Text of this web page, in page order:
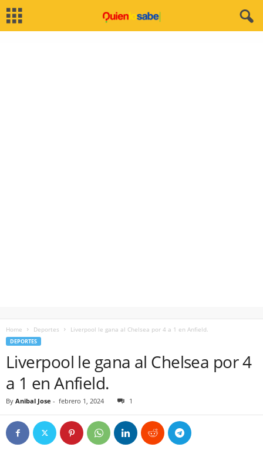
Home Deportes Liverpool le gana al Chelsea por 4 a 1 en Anfield.
DEPORTES
Liverpool le gana al Chelsea por 4
a 1 en Anfield.
By Anibal Jose - febrero 1, 2024 1